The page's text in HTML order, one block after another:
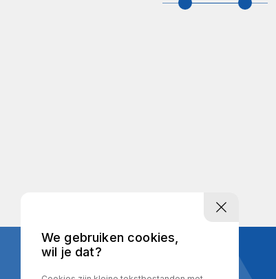
We gebruiken cookies,
wil je dat?